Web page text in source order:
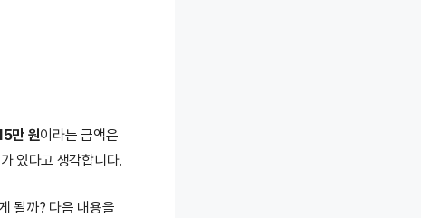
만 원이라는 금액은
있다고 생각합니다.
될까? 다음 내용을